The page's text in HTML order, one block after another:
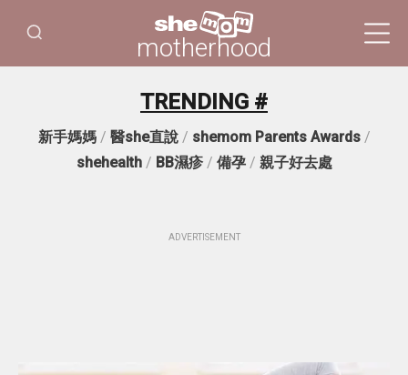
motherhood
TRENDING #
新手媽媽/ 醫she直說/ shemom Parents Awards/
shehealth/ BB濕疹/ 備孕/ 親子好去處
ADVERTISEMENT